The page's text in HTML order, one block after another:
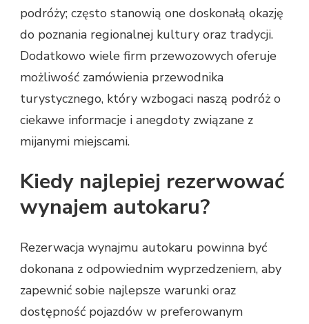
podróży; często stanowią one doskonałą okazję
do poznania regionalnej kultury oraz tradycji.
Dodatkowo wiele firm przewozowych oferuje
możliwość zamówienia przewodnika
turystycznego, który wzbogaci naszą podróż o
ciekawe informacje i anegdoty związane z
mijanymi miejscami.
Kiedy najlepiej rezerwować
wynajem autokaru?
Rezerwacja wynajmu autokaru powinna być
dokonana z odpowiednim wyprzedzeniem, aby
zapewnić sobie najlepsze warunki oraz
dostępność pojazdów w preferowanym